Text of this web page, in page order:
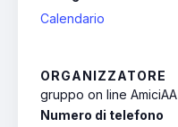
Calendario
ORGANIZZATORE
gruppo on line AmiciAA
Numero di telefono